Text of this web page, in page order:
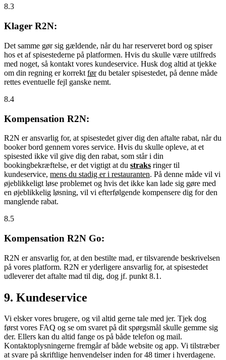
8.3
Klager R2N:
Det samme gør sig gældende, når du har reserveret bord og spiser
hos et af spisestederne på platformen. Hvis du skulle være utilfreds
med noget, så kontakt vores kundeservice. Husk dog altid at tjekke
om din regning er korrekt førdu betaler spisestedet, på denne måde
rettes eventuelle fejl ganske nemt.
8.4
Kompensation R2N:
R2N er ansvarlig for, at spisestedet giver dig den aftalte rabat, når du
booker bord gennem vores service. Hvis du skulle opleve, at et
spisested ikke vil give dig den rabat, som står i din
bookingbekræftelse, er det vigtigt at du straks ringer til
kundeservice, mens du stadig er i restauranten. På denne måde vil vi
øjeblikkeligt løse problemet og hvis det ikke kan lade sig gøre med
en øjeblikkelig løsning, vil vi efterfølgende kompensere dig for den
manglende rabat.
8.5
Kompensation R2N Go:
R2N er ansvarlig for, at den bestilte mad, er tilsvarende beskrivelsen
på vores platform. R2N er yderligere ansvarlig for, at spisestedet
udleverer det aftalte mad til dig, dog jf. punkt 8.1.
9. Kundeservice
Vi elsker vores brugere, og vil altid gerne tale med jer. Tjek dog
først vores FAQ og se om svaret på dit spørgsmål skulle gemme sig
der. Ellers kan du altid fange os på både telefon og mail.
Kontaktoplysningerne fremgår af både website og app. Vi tilstræber
at svare på skriftlige henvendelser inden for 48 timer i hverdagene.